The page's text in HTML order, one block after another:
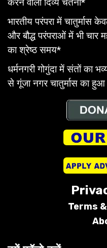
भारतीय परंपरा में चातुर्मास
और बौद्ध परंपराओं में भी
का श्रेष्ठ समय*
धर्मनगरी गोगुंदा में संतों का
से गूंजा नगर चातुर्मास का
Terms &